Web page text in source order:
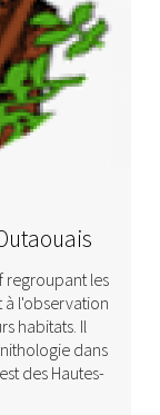
regroupant les
à l'observation
habitats. Il
dans
des Hautes-